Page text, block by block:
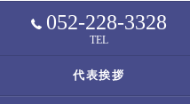
052-228-3328
TEL
代表挨拶